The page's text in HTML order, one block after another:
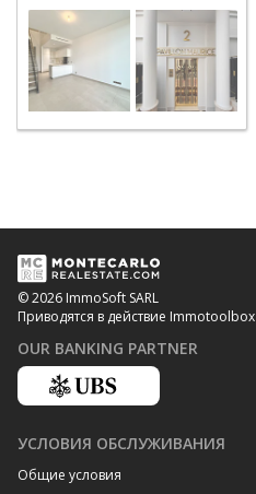
© 2026 ImmoSoft SARL
Приводятся в действие Immotoolbox
OUR BANKING PARTNER
УСЛОВИЯ ОБСЛУЖИВАНИЯ
Общие условия